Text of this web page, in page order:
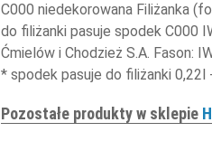
C000 niedekorowana Filiżanka
do filiżanki pasuje spodek C000
Ćmielów i Chodzież S.A. Fason:
* spodek pasuje do filiżanki 0,22l
Pozostałe produkty w sklepie